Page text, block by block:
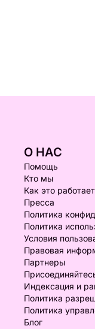
О НАС
Помощь
Кто мы
Как это
Пресса
Политика
Политика
Условия
Правовая
Партнеры
Индексация и
Политика
Политика
Блог